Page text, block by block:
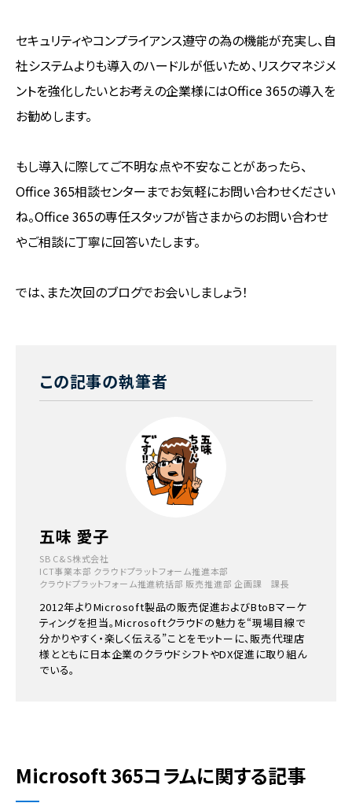
セキュリティやコンプライアンス遵守の為の機能が充実し、自
社システムよりも導入のハードルが低いため、リスクマネジメ
ントを強化したいとお考えの企業様にはOffice 365の導入を
お勧めします。
もし導入に際してご不明な点や不安なことがあったら、
Office 365相談センターまでお気軽にお問い合わせください
ね。Office 365の専任スタッフが皆さまからのお問い合わせ
やご相談に丁寧に回答いたします。
では、また次回のブログでお会いしましょう！
この記事の執筆者
五味 愛子
SB C&S株式会社
ICT事業本部 クラウドプラットフォーム推進本部
クラウドプラットフォーム推進統括部 販売推進部 企画課 課長
2012年よりMicrosoft製品の販売促進およびBtoBマーケ
ティングを担当。Microsoftクラウドの魅力を“現場目線で
分かりやすく・楽しく伝える”ことをモットーに、販売代理店
様とともに日本企業のクラウドシフトやDX促進に取り組ん
でいる。
Microsoft 365コラムに関する記事